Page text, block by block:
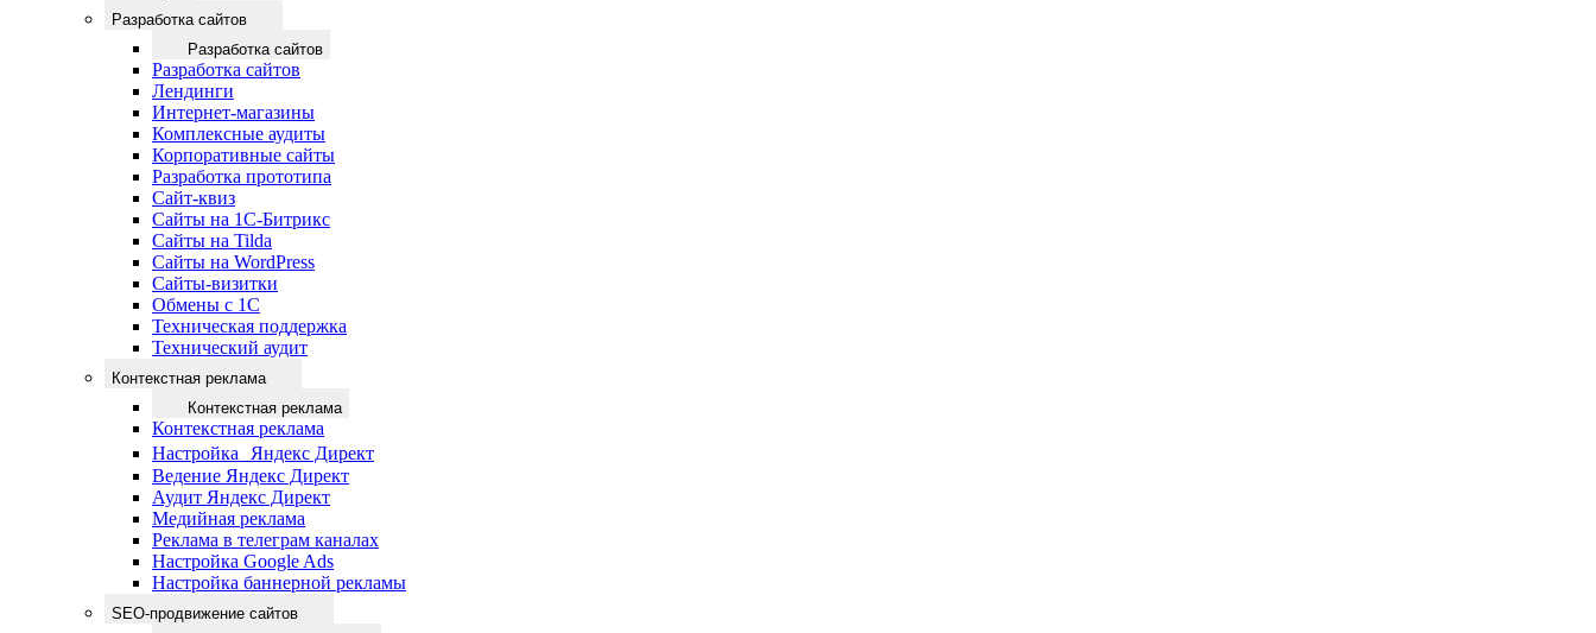
Разработка сайтов
Разработка сайтов
Разработка сайтов
Лендинги
Интернет-магазины
Комплексные аудиты
Корпоративные сайты
Разработка прототипа
Сайт-квиз
Сайты на 1С-Битрикс
Сайты на Tilda
Сайты на WordPress
Сайты-визитки
Обмены с 1С
Техническая поддержка
Технический аудит
Контекстная реклама
Контекстная реклама
Контекстная реклама
Настройка Яндекс Директ
Ведение Яндекс Директ
Аудит Яндекс Директ
Медийная реклама
Реклама в телеграм каналах
Настройка Google Ads
Настройка баннерной рекламы
SEO-продвижение сайтов